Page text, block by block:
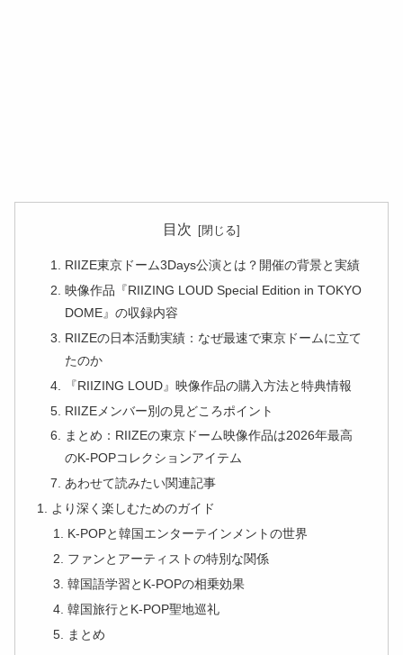
目次
RIIZE東京ドーム3Days公演とは？開催の背景と実績
映像作品『RIIZING LOUD Special Edition in TOKYO
DOME』の収録内容
RIIZEの日本活動実績：なぜ最速で東京ドームに立て
たのか
『RIIZING LOUD』映像作品の購入方法と特典情報
RIIZEメンバー別の見どころポイント
まとめ：RIIZEの東京ドーム映像作品は2026年最高
のK-POPコレクションアイテム
あわせて読みたい関連記事
より深く楽しむためのガイド
K-POPと韓国エンターテインメントの世界
ファンとアーティストの特別な関係
韓国語学習とK-POPの相乗効果
韓国旅行とK-POP聖地巡礼
まとめ